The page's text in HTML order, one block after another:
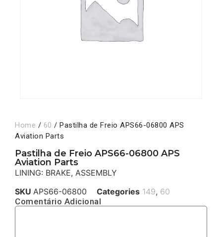
Home / 60 / Pastilha de Freio APS66-06800 APS
Aviation Parts
Pastilha de Freio APS66-06800 APS
Aviation Parts
LINING: BRAKE, ASSEMBLY
SKU APS66-06800 Categories 149, 60
Comentário Adicional